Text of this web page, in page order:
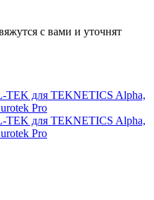
с вами и уточнят